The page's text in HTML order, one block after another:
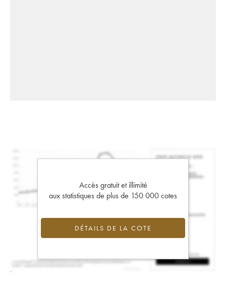
Accès gratuit et illimité
aux statistiques de plus de 150 000 cotes
DÉTAILS DE LA COTE